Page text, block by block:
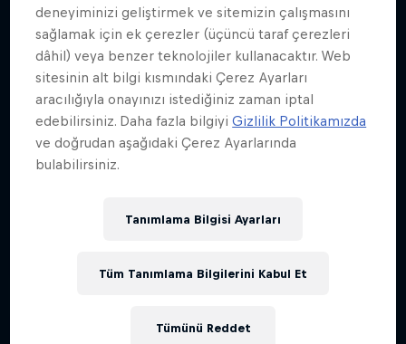
deneyiminizi geliştirmek ve sitemizin çalışmasını
sağlamak için ek çerezler (üçüncü taraf çerezleri
dâhil) veya benzer teknolojiler kullanacaktır. Web
sitesinin alt bilgi kısmındaki Çerez Ayarları
aracılığıyla onayınızı istediğiniz zaman iptal
edebilirsiniz. Daha fazla bilgiyiGizlilik Politikamızda
ve doğrudan aşağıdaki Çerez Ayarlarında
bulabilirsiniz.
Tanımlama Bilgisi Ayarları
Tümünü Reddet
Tüm Tanımlama Bilgilerini Kabul Et